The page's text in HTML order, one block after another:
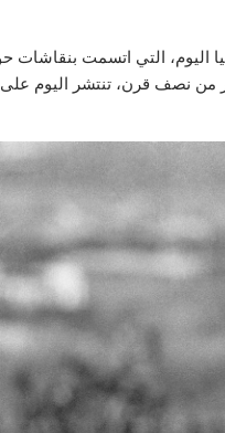
اليوم، التي اتسمت بنقاشات
من نصف قرن، تنتشر اليوم